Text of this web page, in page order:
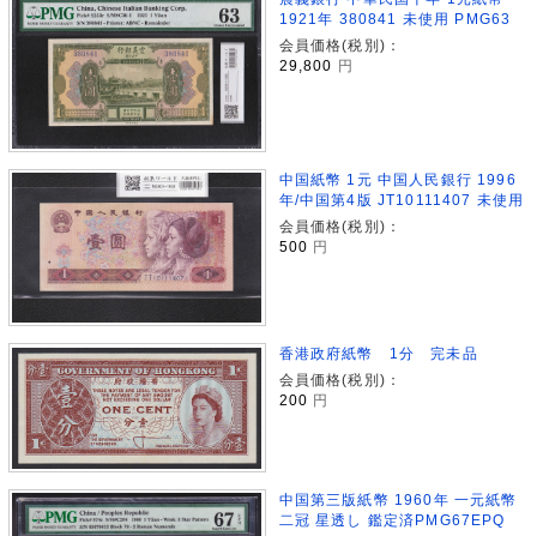
1921年 380841 未使用 PMG63
会員価格(税別)：
29,800
円
中国紙幣 1元 中国人民銀行 1996
年/中国第4版 JT10111407 未使用
会員価格(税別)：
500 円
香港政府紙幣 1分 完未品
会員価格(税別)：
200 円
中国第三版紙幣 1960年 一元紙幣
二冠 星透し 鑑定済PMG67EPQ